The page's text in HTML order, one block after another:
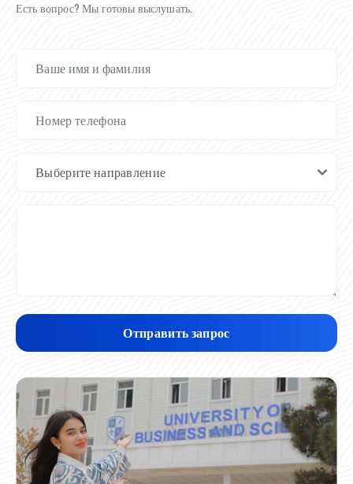
Есть вопрос? Мы готовы выслушать.
Отправить запрос